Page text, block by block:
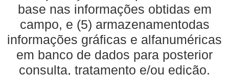
base nas informações obtidas em
campo, e (5) armazenamentodas
informações gráficas e alfanuméricas
em banco de dados para posterior
consulta, tratamento e/ou edição.